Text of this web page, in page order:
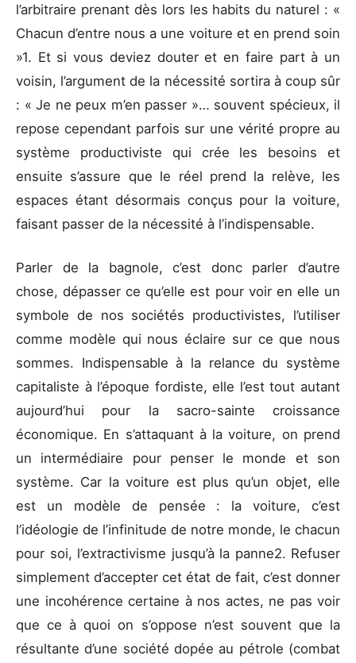
l’arbitraire prenant dès lors les habits du naturel : «
Chacun d’entre nous a une voiture et en prend soin
»1. Et si vous deviez douter et en faire part à un
voisin, l’argument de la nécessité sortira à coup sûr
: « Je ne peux m’en passer »… souvent spécieux, il
repose cependant parfois sur une vérité propre au
système productiviste qui crée les besoins et
ensuite s’assure que le réel prend la relève, les
espaces étant désormais conçus pour la voiture,
faisant passer de la nécessité à l’indispensable.
Parler de la bagnole, c’est donc parler d’autre
chose, dépasser ce qu’elle est pour voir en elle un
symbole de nos sociétés productivistes, l’utiliser
comme modèle qui nous éclaire sur ce que nous
sommes. Indispensable à la relance du système
capitaliste à l’époque fordiste, elle l’est tout autant
aujourd’hui pour la sacro-sainte croissance
économique. En s’attaquant à la voiture, on prend
un intermédiaire pour penser le monde et son
système. Car la voiture est plus qu’un objet, elle
est un modèle de pensée : la voiture, c’est
l’idéologie de l’infinitude de notre monde, le chacun
pour soi, l’extractivisme jusqu’à la panne2. Refuser
simplement d’accepter cet état de fait, c’est donner
une incohérence certaine à nos actes, ne pas voir
que ce à quoi on s’oppose n’est souvent que la
résultante d’une société dopée au pétrole (combat